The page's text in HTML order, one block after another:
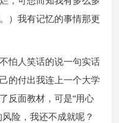
）我有记忆的事情那更
怕人笑话的说一句实话
的付出我连上一个大学
反面教材，可是“用心
险，我还不成就呢？